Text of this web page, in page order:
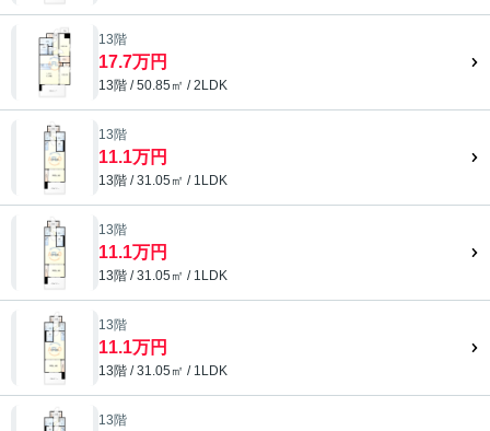
13階
17.7万円
13階 / 50.85㎡ / 2LDK
13階
11.1万円
13階 / 31.05㎡ / 1LDK
13階
11.1万円
13階 / 31.05㎡ / 1LDK
13階
11.1万円
13階 / 31.05㎡ / 1LDK
13階